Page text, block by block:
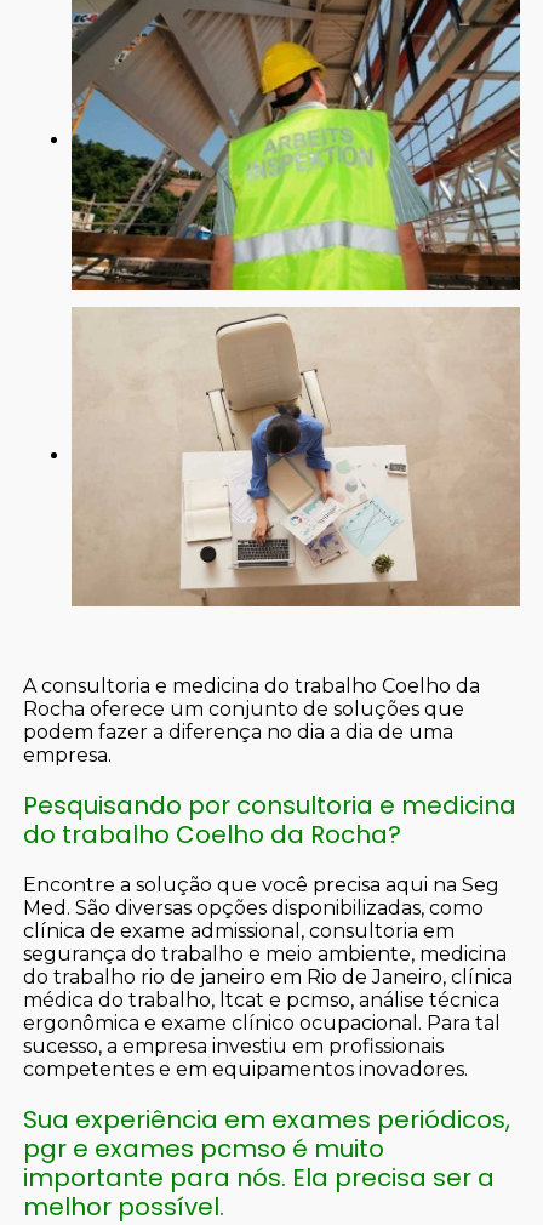
A consultoria e medicina do trabalho Coelho da
Rocha oferece um conjunto de soluções que
podem fazer a diferença no dia a dia de uma
empresa.
Pesquisando por consultoria e medicina
do trabalho Coelho da Rocha?
Encontre a solução que você precisa aqui na Seg
Med. São diversas opções disponibilizadas, como
clínica de exame admissional, consultoria em
segurança do trabalho e meio ambiente, medicina
do trabalho rio de janeiro em Rio de Janeiro, clínica
médica do trabalho, ltcat e pcmso, análise técnica
ergonômica e exame clínico ocupacional. Para tal
sucesso, a empresa investiu em profissionais
competentes e em equipamentos inovadores.
Sua experiência em exames periódicos,
pgr e exames pcmso é muito
importante para nós. Ela precisa ser a
melhor possível.